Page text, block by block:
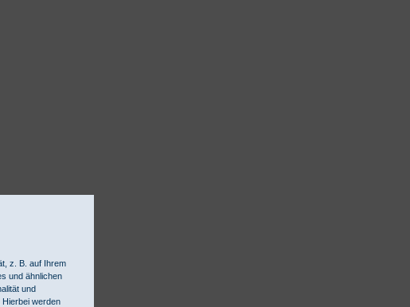
z. B. auf Ihrem
und ähnlichen
und
werden